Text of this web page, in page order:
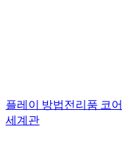
플레이 방법전리품 코어
세계관